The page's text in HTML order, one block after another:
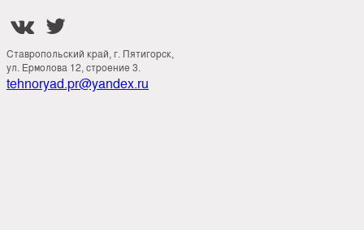
 
Ставропольский край, г. Пятигорск,
ул. Ермолова 12, строение 3.
tehnoryad.pr@yandex.ru